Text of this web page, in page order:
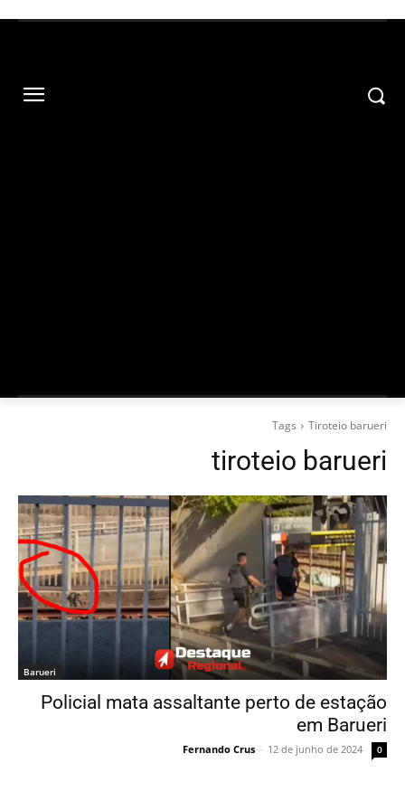
Tags Tiroteio barueri
tiroteio barueri
Barueri
Policial mata assaltante perto de estação
em Barueri
Fernando Crus - 12 de junho de 2024 0